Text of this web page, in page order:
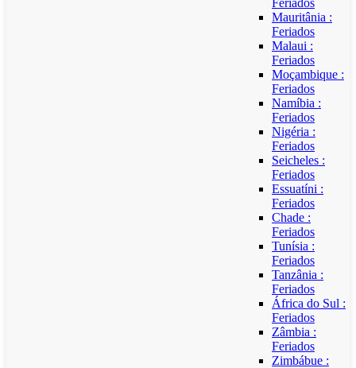
Feriados
Mauritânia :
Feriados
Malaui :
Feriados
Moçambique :
Feriados
Namíbia :
Feriados
Nigéria :
Feriados
Seicheles :
Feriados
Essuatíni :
Feriados
Chade :
Feriados
Tunísia :
Feriados
Tanzânia :
Feriados
África do Sul :
Feriados
Zâmbia :
Feriados
Zimbábue :